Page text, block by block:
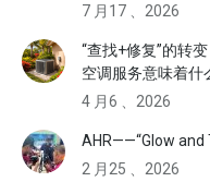
7 月17 、2026
“查找+修复”的转
空调服务意味着什
4 月6 、2026
AHR——“Glow and
2 月25 、2026